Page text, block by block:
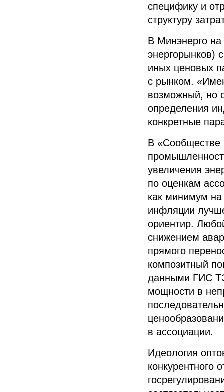
специфику и
структуру
В Минэнерго на
энергорынков)
иных ценовых
с рынком.
возможный, но
определения
конкретные
В «Сообществе
увеличения
по оценкам
как минимум
инфляции
ориентир.
снижением
прямого
композитный
данными ГИС
мощности в
в ассоциации.
Идеология
конкурентного